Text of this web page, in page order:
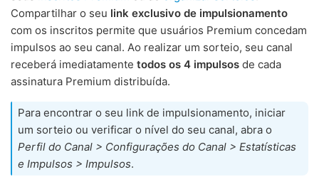
Compartilhar o seu link exclusivo de impulsionamento
com os inscritos permite que usuários Premium concedam
impulsos ao seu canal. Ao realizar um sorteio, seu canal
receberá imediatamente todos os 4 impulsos de cada
assinatura Premium distribuída.
Para encontrar o seu link de impulsionamento, iniciar
um sorteio ou verificar o nível do seu canal, abra o
Perfil do Canal > Configurações do Canal > Estatísticas
e Impulsos > Impulsos.